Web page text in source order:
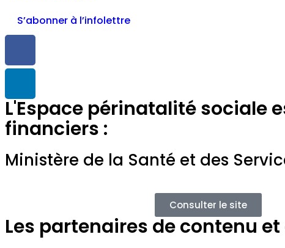
S’abonner à l’infolettre
L'Espace périnatalité sociale
financiers :
Ministère de la Santé et des
Consulter le site
Les partenaires de contenu